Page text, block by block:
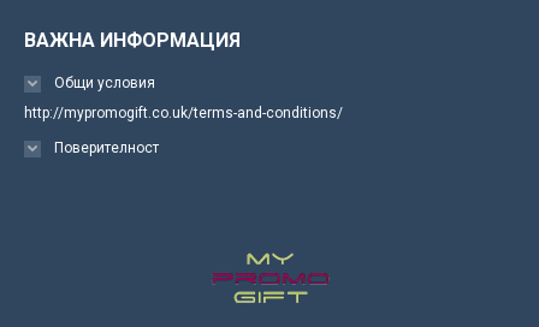
ВАЖНА ИНФОРМАЦИЯ
Общи условия
http://mypromogift.co.uk/terms-and-conditions/
Поверителност